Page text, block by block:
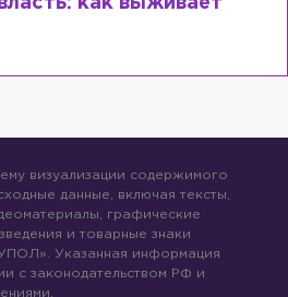
как выживает
визуализации содержимого
данные, включая тексты,
графические
и товарные знаки
Указанная информация
с законодательством РФ и